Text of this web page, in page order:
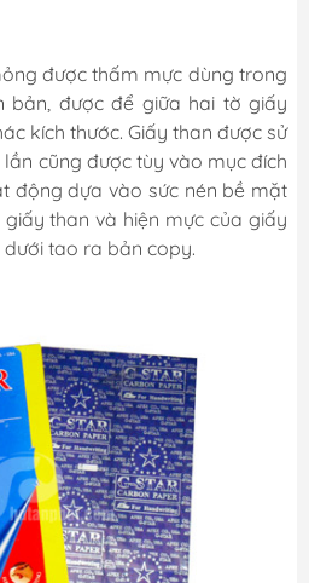
được thấm mực dùng trong
bản, được để giữa hai tờ giấy
kích thước. Giấy than được sử
cũng được tùy vào mục đích
động dựa vào sức nén bề mặt
than và hiện mực của giấy
tao ra bản copy.